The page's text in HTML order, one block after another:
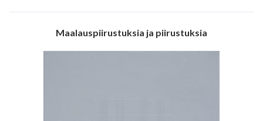
Maalauspiirustuksia ja piirustuksia